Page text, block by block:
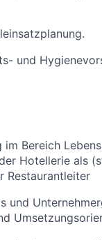
und
Bereich
Hotellerie als
Restaurantleiter
und